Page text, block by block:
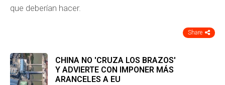
que deberían hacer.
Share
CHINA NO 'CRUZA LOS BRAZOS'
Y ADVIERTE CON IMPONER MÁS
ARANCELES A EU